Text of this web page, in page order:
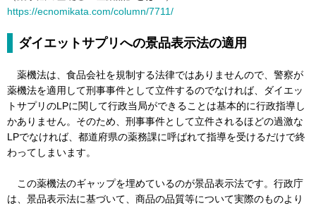
https://ecnomikata.com/column/7711/
ダイエットサプリへの景品表示法の適用
薬機法は、食品会社を規制する法律ではありませんので、警察が
薬機法を適用して刑事事件として立件するのでなければ、ダイエッ
トサプリのLPに関して行政当局ができることは基本的に行政指導し
かありません。そのため、刑事事件として立件されるほどの過激な
LPでなければ、都道府県の薬務課に呼ばれて指導を受けるだけで終
わってしまいます。
この薬機法のギャップを埋めているのが景品表示法です。行政庁
は、景品表示法に基づいて、商品の品質等について実際のものより